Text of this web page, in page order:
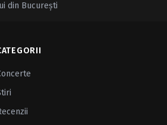
din București